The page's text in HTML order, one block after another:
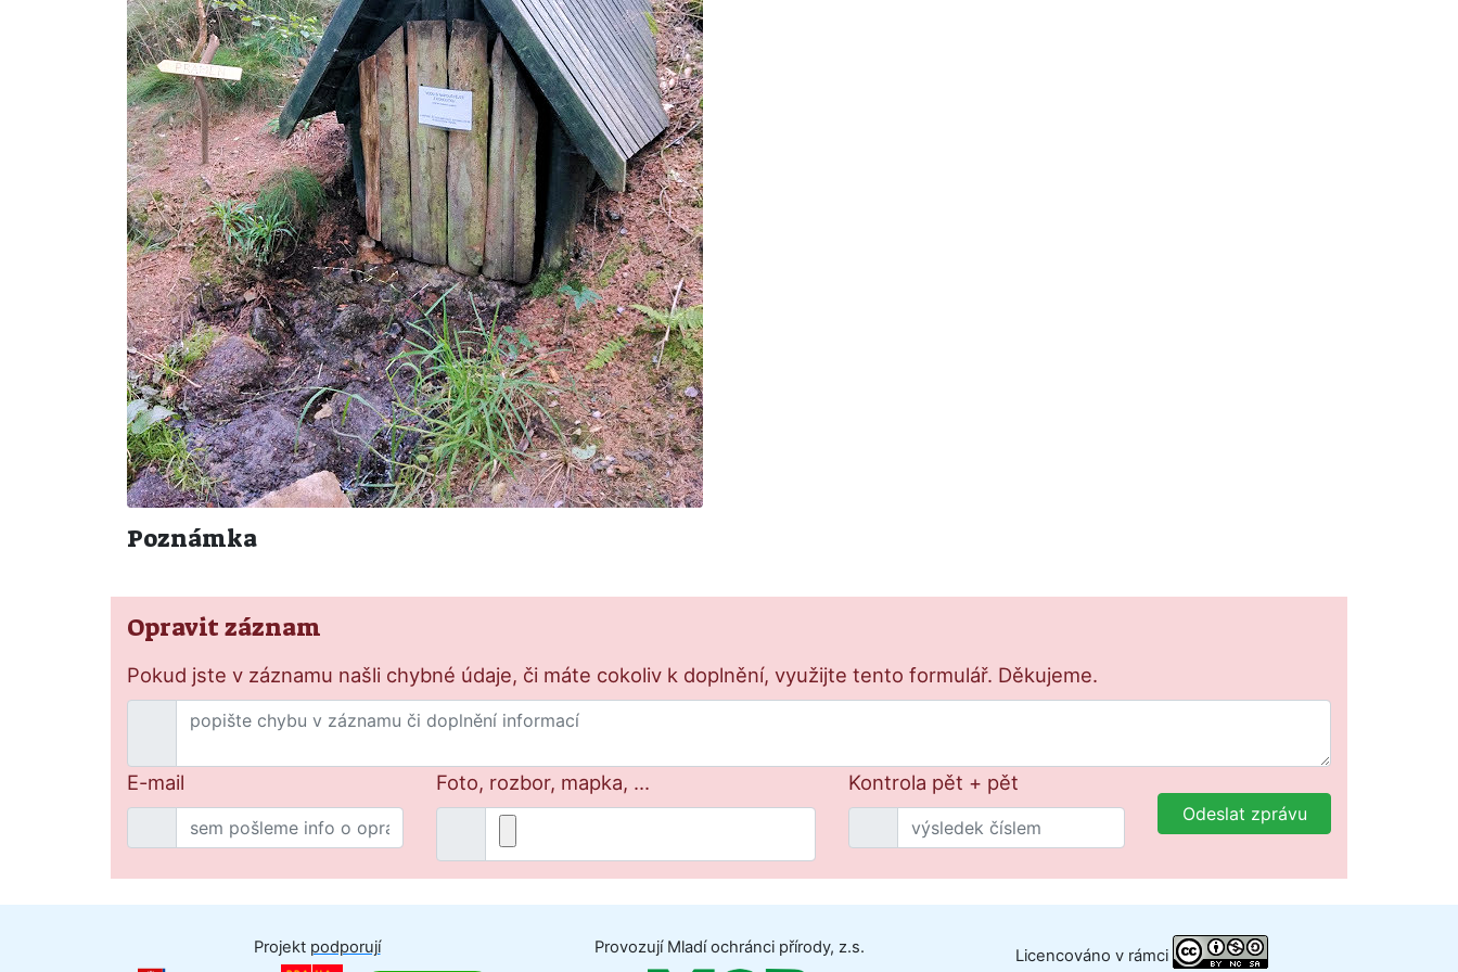
Poznámka
Opravit záznam
Pokud jste v záznamu našli chybné údaje, či máte cokoliv k doplnění, využijte tento formulář. Děkujeme.
E-mail Foto, rozbor, mapka, ... Kontrola pět + pět
Odeslat zprávu
Projekt podporují Provozují Mladí ochránci přírody, z.s. Licencováno v rámci